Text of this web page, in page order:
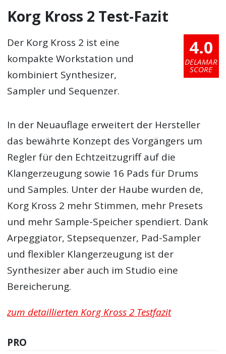
Korg Kross 2 Test-Fazit
4.0
DELAMAR
SCORE
Der Korg Kross 2 ist eine
kompakte Workstation und
kombiniert Synthesizer,
Sampler und Sequenzer.
In der Neuauflage erweitert der Hersteller
das bewährte Konzept des Vorgängers um
Regler für den Echtzeitzugriff auf die
Klangerzeugung sowie 16 Pads für Drums
und Samples. Unter der Haube wurden de,
Korg Kross 2 mehr Stimmen, mehr Presets
und mehr Sample-Speicher spendiert. Dank
Arpeggiator, Stepsequenzer, Pad-Sampler
und flexibler Klangerzeugung ist der
Synthesizer aber auch im Studio eine
Bereicherung.
zum detaillierten Korg Kross 2 Testfazit
PRO